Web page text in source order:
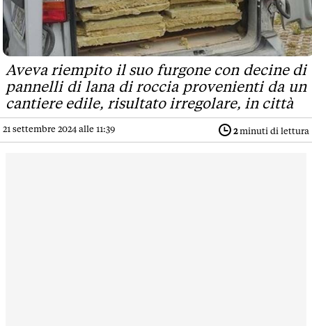
Aveva riempito il suo furgone con decine di
pannelli di lana di roccia provenienti da un
cantiere edile, risultato irregolare, in città
21 settembre 2024 alle 11:39 2minuti di lettura